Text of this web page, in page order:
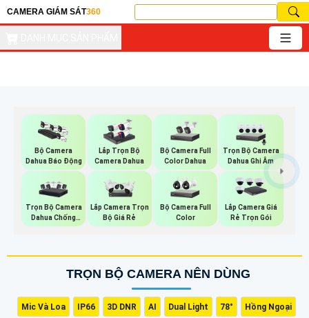
CAMERA GIÁM SÁT360
Bộ Camera
Dahua Báo Động
Lắp Trọn Bộ
Camera Dahua
Bộ Camera Full
Color Dahua
Trọn Bộ Camera
Dahua Ghi Âm
Trọn Bộ Camera
Dahua Chống
Trộm
Lắp Camera Trọn
Bộ Giá Rẻ
Bộ Camera Full
Color
Lắp Camera Giá
Rẻ Trọn Gói
TRỌN BỘ CAMERA NÊN DÙNG
Mic Và Loa IP66 3D DNR AI Dual Light 78° Hồng Ngoại